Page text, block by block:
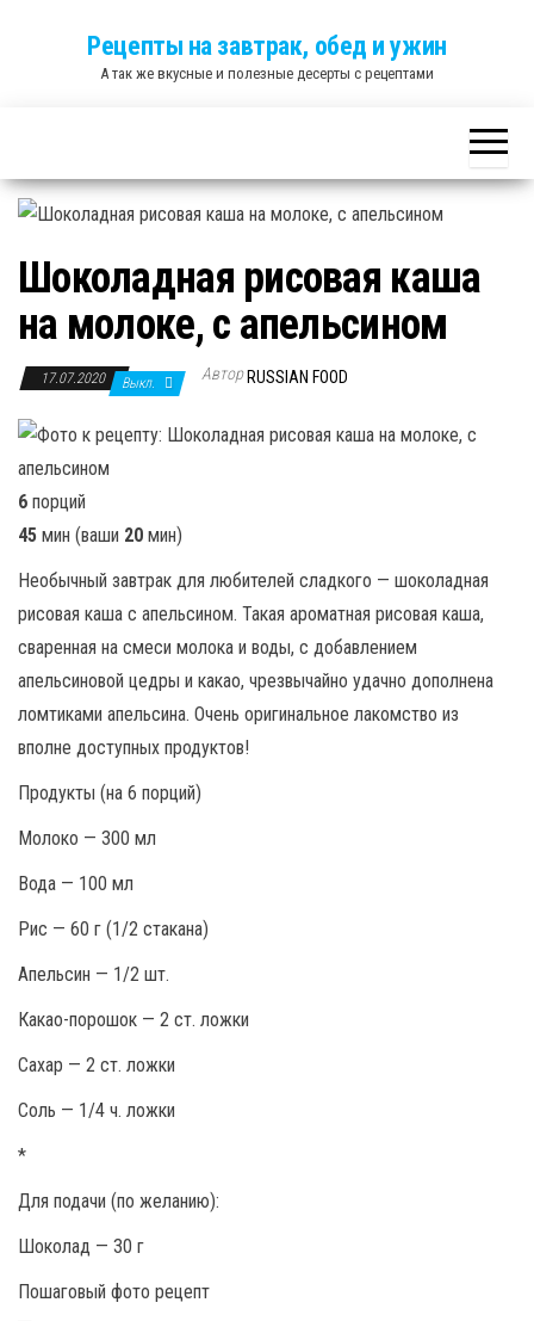
Рецепты на завтрак, обед и ужин
А так же вкусные и полезные десерты с рецептами
Шоколадная рисовая каша
на молоке, с апельсином
17.07.2020 Выкл. Автор RUSSIAN FOOD
6 порций
45 мин (ваши 20 мин)
Необычный завтрак для любителей сладкого — шоколадная
рисовая каша с апельсином. Такая ароматная рисовая каша,
сваренная на смеси молока и воды, с добавлением
апельсиновой цедры и какао, чрезвычайно удачно дополнена
ломтиками апельсина. Очень оригинальное лакомство из
вполне доступных продуктов!
Продукты (на 6 порций)
Молоко — 300 мл
Вода — 100 мл
Рис — 60 г (1/2 стакана)
Апельсин — 1/2 шт.
Какао-порошок — 2 ст. ложки
Сахар — 2 ст. ложки
Соль — 1/4 ч. ложки
*
Для подачи (по желанию):
Шоколад — 30 г
Пошаговый фото рецепт